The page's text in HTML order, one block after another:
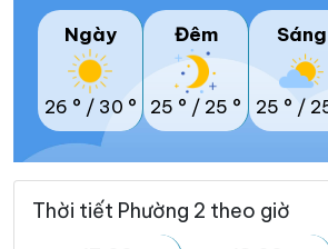
Ngày
26 ° / 30 °
Đêm
25 ° / 25 °
Sáng
25 ° /
Thời tiết Phường 2 theo giờ